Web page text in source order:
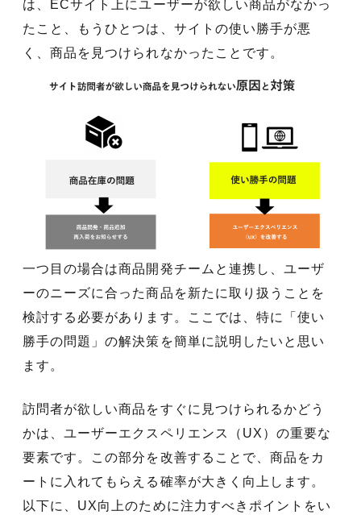
は、ECサイト上にユーザーが欲しい商品がなかっ
たこと、もうひとつは、サイトの使い勝手が悪
く、商品を見つけられなかったことです。
一つ目の場合は商品開発チームと連携し、ユーザ
ーのニーズに合った商品を新たに取り扱うことを
検討する必要があります。ここでは、特に「使い
勝手の問題」の解決策を簡単に説明したいと思い
ます。
訪問者が欲しい商品をすぐに見つけられるかどう
かは、ユーザーエクスペリエンス（UX）の重要な
要素です。この部分を改善することで、商品をカ
ートに入れてもらえる確率が大きく向上します。
以下に、UX向上のために注力すべきポイントをい